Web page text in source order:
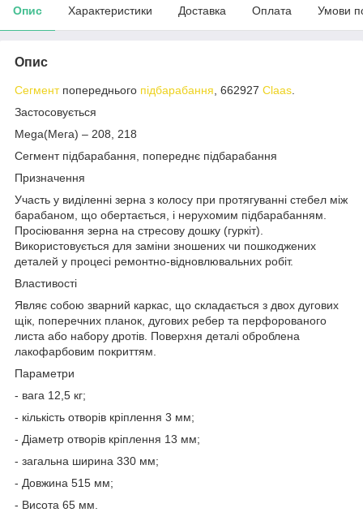
Опис Характеристики Доставка Оплата Умови
Опис
Сегментпопереднього підбарабання , 662927 Claas
Застосовується
Mega(Мега) – 208, 218
Сегмент підбарабання, попереднє підбарабання
Призначення
Участь у виділенні зерна з колосу при протягуванні стебел між
барабаном, що обертається, і нерухомим підбарабанням.
Просіювання зерна на стресову дошку (гуркіт).
Використовується для заміни зношених чи пошкоджених
деталей у процесі ремонтно-відновлювальних робіт.
Властивості
Являє собою зварний каркас, що складається з двох дугових
щік, поперечних планок, дугових ребер та перфорованого
листа або набору дротів. Поверхня деталі оброблена
лакофарбовим покриттям.
Параметри
- вага 12,5 кг;
- кількість отворів кріплення 3 мм;
- Діаметр отворів кріплення 13 мм;
- загальна ширина 330 мм;
- Довжина 515 мм;
- Висота 65 мм.